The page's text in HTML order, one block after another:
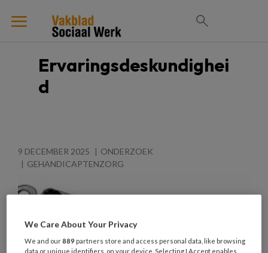
Ervaringsdeskundighei
d
9 DECEMBER 2025
ONDERZOEK
GEHANDICAPTENZORG
We Care About Your Privacy
We and our889 partners store and access personal data, like browsing
data or unique identifiers, on your device. Selecting I Accept enables